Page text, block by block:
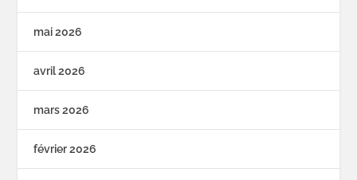
mai 2026
avril 2026
mars 2026
février 2026